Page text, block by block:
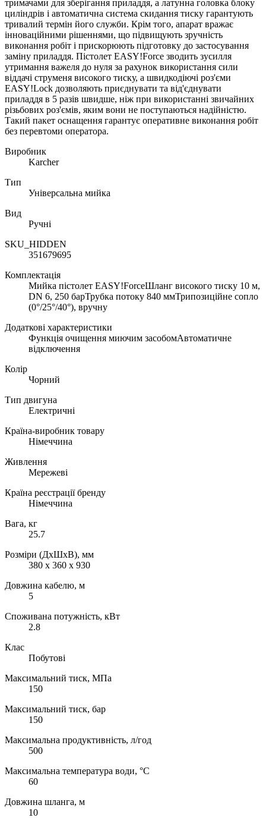
тримачами для зберігання приладдя, а латунна головка блоку
циліндрів і автоматична система скидання тиску гарантують
тривалий термін його служби. Крім того, апарат вражає
інноваційними рішеннями, що підвищують зручність
виконання робіт і прискорюють підготовку до застосування
заміну приладдя. Пістолет EASY!Force зводить зусилля
утримання важеля до нуля за рахунок використання сили
віддачі струменя високого тиску, а швидкодіючі роз'єми
EASY!Lock дозволяють приєднувати та від'єднувати
приладдя в 5 разів швидше, ніж при використанні звичайних
різьбових роз'ємів, яким вони не поступаються надійністю.
Такий пакет оснащення гарантує оперативне виконання робіт
без перевтоми оператора.
Виробник
Karcher
Тип
Універсальна мийка
Вид
Ручні
SKU_HIDDEN
351679695
Комплектація
Мийка пістолет EASY!ForceШланг високого тиску 10 м,
DN 6, 250 барТрубка потоку 840 ммТрипозиційне сопло
(0°/25°/40°), вручну
Додаткові характеристики
Функція очищення миючим засобомАвтоматичне
відключення
Колір
Чорний
Тип двигуна
Електричні
Країна-виробник товару
Німеччина
Живлення
Мережеві
Країна реєстрації бренду
Німеччина
Вага, кг
25.7
Розміри (ДхШхВ), мм
380 x 360 x 930
Довжина кабелю, м
5
Споживана потужність, кВт
2.8
Клас
Побутові
Максимальний тиск, МПа
150
Максимальний тиск, бар
150
Максимальна продуктивність, л/год
500
Максимальна температура води, °C
60
Довжина шланга, м
10